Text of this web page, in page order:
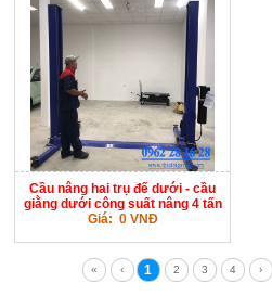
Cầu nâng hai trụ đế dưới - cầu
giằng dưới công suất nâng 4 tấn
Giá: 0 VNĐ
« ‹ 1 2 3 4 ›